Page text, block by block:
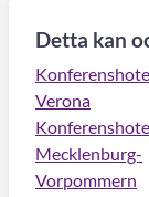
Detta kan
Verona
Mecklenburg-
Vorpommern